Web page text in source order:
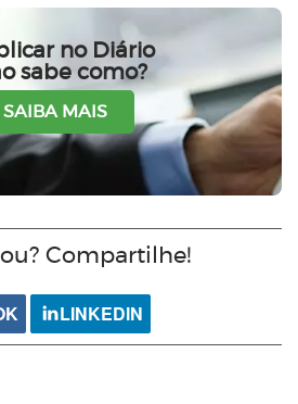
no Diário
sabe como?
SAIBA MAIS
Compartilhe!
LINKEDIN